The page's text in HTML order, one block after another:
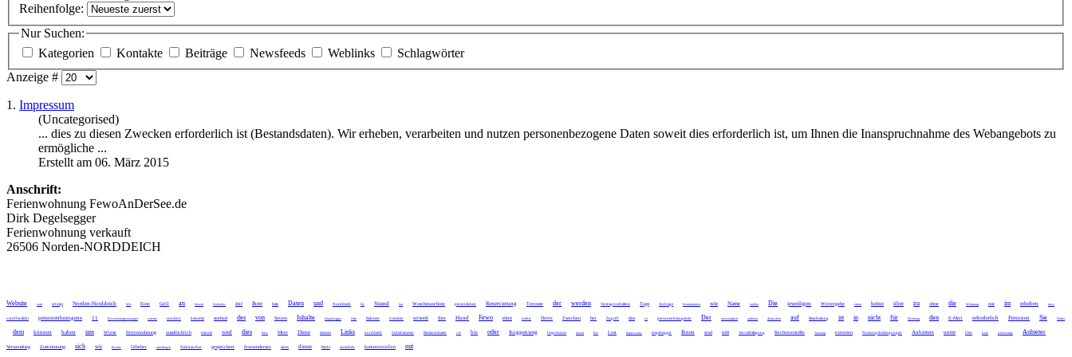
Reihenfolge:
Nur Suchen:
Kategorien
Kontakte Beiträge Newsfeeds Weblinks
Schlagwörter
Anzeige #
1. Impressum
(Uncategorised)
... dies zu diesen Zwecken erforderlich ist (Bestandsdaten). Wir erheben, verarbeiten und nutzen personenbezogene Daten soweit dies erforderlich ist, um Ihnen die Inanspruchnahme des Webangebots zu
ermögliche ...
Erstellt am 06. März 2015
Anschrift:
Ferienwohnung FewoAnDerSee.de
Dirk Degelsegger
Ferienwohnung verkauft
26506 Norden-NORDDEICH
Website statt erfolgt Norden-Norddeich Wir Eine Grill an Soweit Websites zur Ihrer bitte Daten und Norddeich In Strand hat Waschmaschine persönlichen Reservierung Terrasse der werden Vertragsverhältnis Tags Anfrage Kontaktdaten wie Name stellen Die jeweiligen Weitergabe einen keine über zu ohne die Wohnung nur im erheben dass
veröffentlicht personenbezogene 11 Reservierungsmanager externe sondern keinerlei seebad des von Seiten Inhalte Degelsegger Dirk Rahmen fremden soweit Ihre Hund Fewo eine wenn Dritte Zwecken bei Zugriff das so personenbezogenen Der unverzüglich anderen deutschen auf Bearbeitung ist in nicht für Meinung den E-Mail erforderlich Personen Sie Dritter
dem können haben uns Wiese Ferienwohnung ausdrücklich minute wird dies Preis Meer Diese diesem Links norddeich Schlafzimmer Bestandsdaten z.B bis oder Koggenweg Impressum darauf Bei Last Impressums degelsegger Ihnen sind um Vervielfältigung Rechtsverstöße Nutzung externen Nutzungsbedingungen Anbieters unter Dies kann jederzeitige Anbieter
Verwendung Zustimmung sich wir Rechte Urheber unterliegen Nichtraucher gespeichert fewoandersee eines dieser Recht zwischen kommerziellen mit